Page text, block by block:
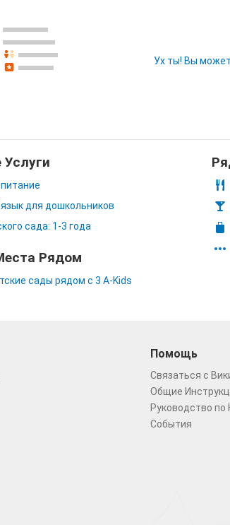
Ух ты! Вы
для дошкольников
сада: 1-3 года
Рядом
сады рядом с 3 A-Kids
Помощь
Связаться с
Общие
Руководство по
События